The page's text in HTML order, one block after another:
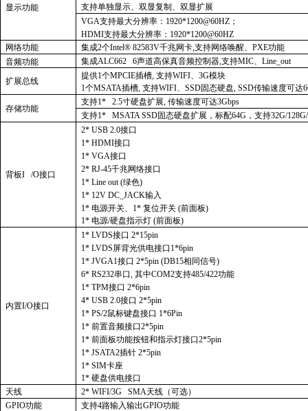
显示功能
支持单独显示、双显复制、双显扩展
VGA支持最大分辨率：1920*1200@60HZ；
HDMI支持最大分辨率：1920*1200@60HZ
网络功能
集成2个Intel® 82583V千兆网卡,支持网络唤醒、PXE功能
音频功能
集成ALC662 6声道高保真音频控制器,支持MIC、Line_out
扩展总线
提供1个MPCIE插槽, 支持WIFI、3G模块
1个MSATA插槽, 支持WIFI、SSD固态硬盘, SSD传输速度可达
存储功能
支持1* 2.5寸硬盘扩展, 传输速度可达3Gbps
支持1* MSATA SSD固态硬盘扩展，标配64G，支持32G/128G/
背板I /O接口
2* USB 2.0接口
1* HDMI接口
1* VGA接口
2* RJ-45千兆网络接口
1* Line out (绿色)
1* 12V DC_JACK输入
1* 电源开关、1* 复位开关 (前面板)
1* 电源/硬盘指示灯 (前面板)
内置I/O接口
1* LVDS接口 2*15pin
1* LVDS屏背光供电接口1*6pin
1* JVGA1接口 2*5pin (DB15相同信号)
6* RS232串口, 其中COM2支持485/422功能
1* TPM接口 2*6pin
4* USB 2.0接口 2*5pin
1* PS/2鼠标键盘接口 1*6Pin
1* 前置音频接口2*5pin
1* 前面板功能按钮和指示灯接口2*5pin
1* JSATA2插针 2*5pin
1* SIM卡座
1* 硬盘供电接口
天线
2* WIFI/3G SMA天线（可选）
GPIO功能
支持4路输入输出GPIO功能